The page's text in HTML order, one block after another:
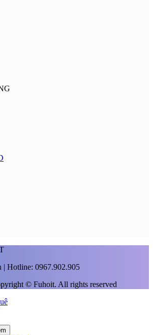
Hotline: 0967.902.905
© Fuhoit. All rights reserved